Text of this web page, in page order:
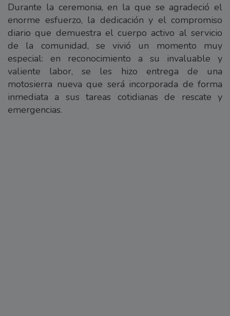
Durante la ceremonia, en la que se agradeció el
enorme esfuerzo, la dedicación y el compromiso
diario que demuestra el cuerpo activo al servicio
de la comunidad, se vivió un momento muy
especial: en reconocimiento a su invaluable y
valiente labor, se les hizo entrega de una
motosierra nueva que será incorporada de forma
inmediata a sus tareas cotidianas de rescate y
emergencias.